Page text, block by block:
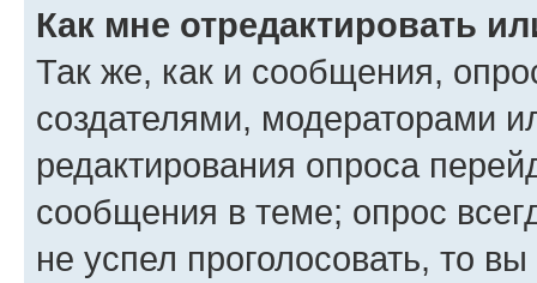
Как мне отредактировать
Так же, как и сообщения,
создателями, модераторами
редактирования опроса
сообщения в теме; опрос
не успел проголосовать, то